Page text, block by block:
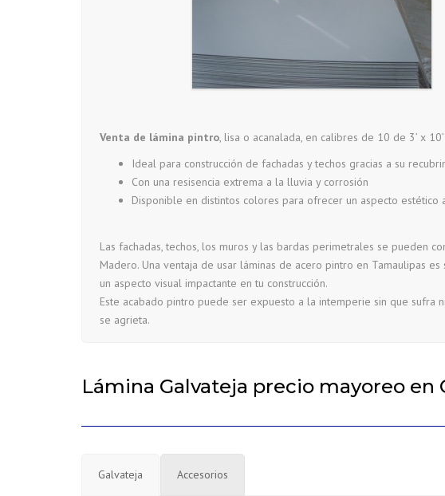
Venta de lámina pintro, lisa o acanalada, en calibres de 10 de 3’ x
Ideal para construcción de fachadas y techos gracias a su
Con una resisencia extrema a la lluvia y corrosión
Disponible en distintos colores para ofrecer un aspecto estético
Las fachadas, techos, los muros y las bardas perimetrales se pueden
Madero. Una ventaja de usar láminas de acero pintro en Tamaulipas
un aspecto visual impactante en tu construcción.
Este acabado pintro puede ser expuesto a la intemperie sin que
se agrieta.
Lámina Galvateja precio mayoreo en
Galvateja Accesorios